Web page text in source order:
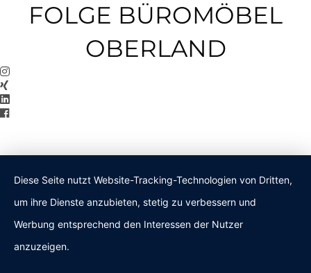
FOLGE BÜROMÖBEL
OBERLAND
Diese Seite nutzt Website-Tracking-Technologien von Dritten,
um ihre Dienste anzubieten, stetig zu verbessern und
Werbung entsprechend den Interessen der Nutzer
anzuzeigen.